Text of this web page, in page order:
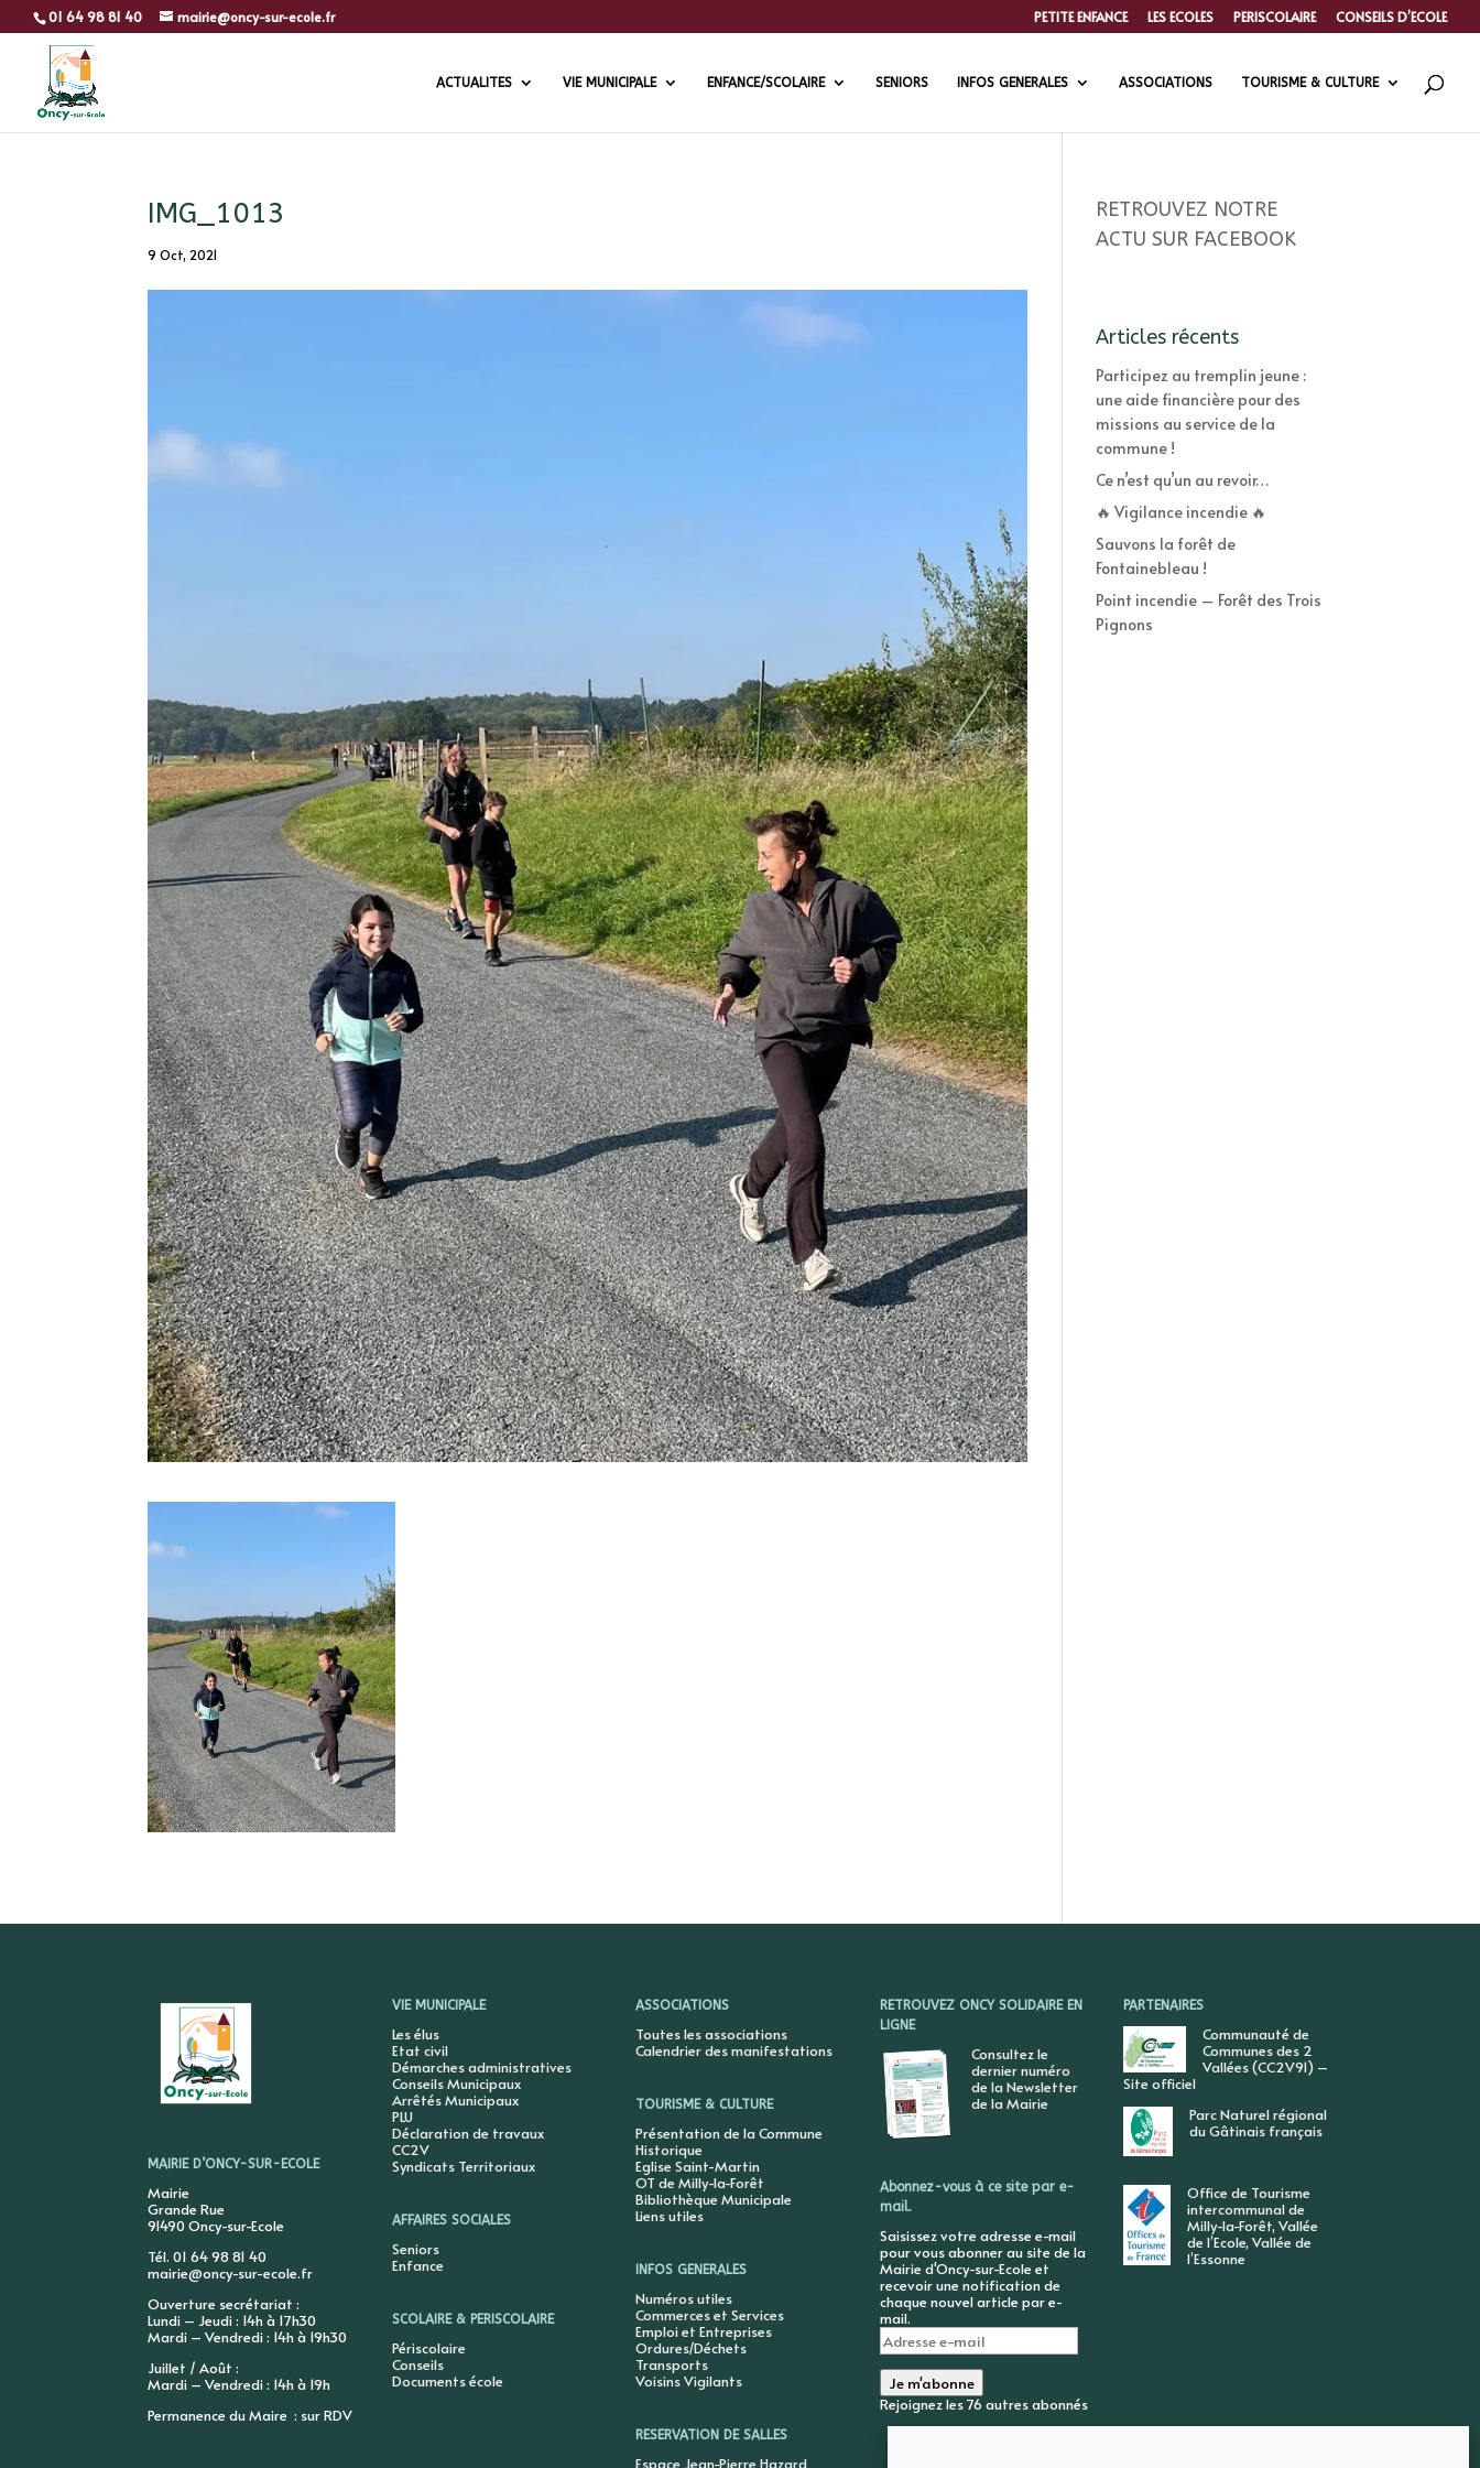
01 64 98 81 40 mairie@oncy-sur-ecole.fr PETITE ENFANCE LES ECOLES PERISCOLAIRE CONSEILS D’ECOLE
ACTUALITES VIE MUNICIPALE ENFANCE/SCOLAIRE SENIORS INFOS GENERALES ASSOCIATIONS TOURISME & CULTURE
IMG_1013
9 Oct, 2021
RETROUVEZ NOTRE
ACTU SUR FACEBOOK
Articles récents
Participez au tremplin jeune :
une aide financière pour des
missions au service de la
commune !
Ce n’est qu’un au revoir…
🔥 Vigilance incendie 🔥
Sauvons la forêt de
Fontainebleau !
Point incendie – Forêt des Trois
Pignons
MAIRIE D’ONCY-SUR-ECOLE
Mairie
Grande Rue
91490 Oncy-sur-Ecole
Tél. 01 64 98 81 40
mairie@oncy-sur-ecole.fr
Ouverture secrétariat :
Lundi – Jeudi : 14h à 17h30
Mardi – Vendredi : 14h à 19h30
Juillet / Août :
Mardi – Vendredi : 14h à 19h
Permanence du Maire : sur RDV
VIE MUNICIPALE
Les élus
Etat civil
Démarches administratives
Conseils Municipaux
Arrêtés Municipaux
PLU
Déclaration de travaux
CC2V
Syndicats Territoriaux
AFFAIRES SOCIALES
Seniors
Enfance
SCOLAIRE & PERISCOLAIRE
Périscolaire
Conseils
Documents école
ASSOCIATIONS
Toutes les associations
Calendrier des manifestations
TOURISME & CULTURE
Présentation de la Commune
Historique
Eglise Saint-Martin
OT de Milly-la-Forêt
Bibliothèque Municipale
Liens utiles
INFOS GENERALES
Numéros utiles
Commerces et Services
Emploi et Entreprises
Ordures/Déchets
Transports
Voisins Vigilants
RESERVATION DE SALLES
Espace Jean-Pierre Hazard
RETROUVEZ ONCY SOLIDAIRE EN
LIGNE
Consultez le
dernier numéro
de la Newsletter
de la Mairie
Abonnez-vous à ce site par e-
mail.
Saisissez votre adresse e-mail
pour vous abonner au site de la
Mairie d'Oncy-sur-Ecole et
recevoir une notification de
chaque nouvel article par e-
mail.
Adresse
e-
mail
Je m'abonne
Rejoignez les 76 autres abonnés
PARTENAIRES
Communauté de
Communes des 2
Vallées (CC2V91) –
Site officiel
Parc Naturel régional
du Gâtinais français
Office de Tourisme
intercommunal de
Milly-la-Forêt, Vallée
de l’Ecole, Vallée de
l’Essonne